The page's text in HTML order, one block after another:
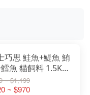
魚+鯷魚 鮪
魚 貓飼料 1.5KG
~ $1,199
~ $970